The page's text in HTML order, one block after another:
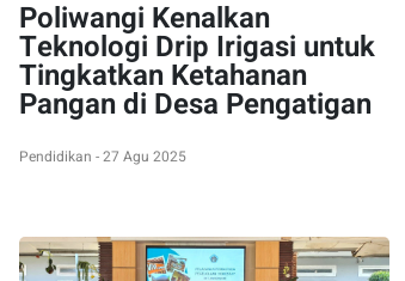
Poliwangi Kenalkan
Teknologi Drip Irigasi untuk
Tingkatkan Ketahanan
Pangan di Desa Pengatigan
Pendidikan - 27 Agu 2025